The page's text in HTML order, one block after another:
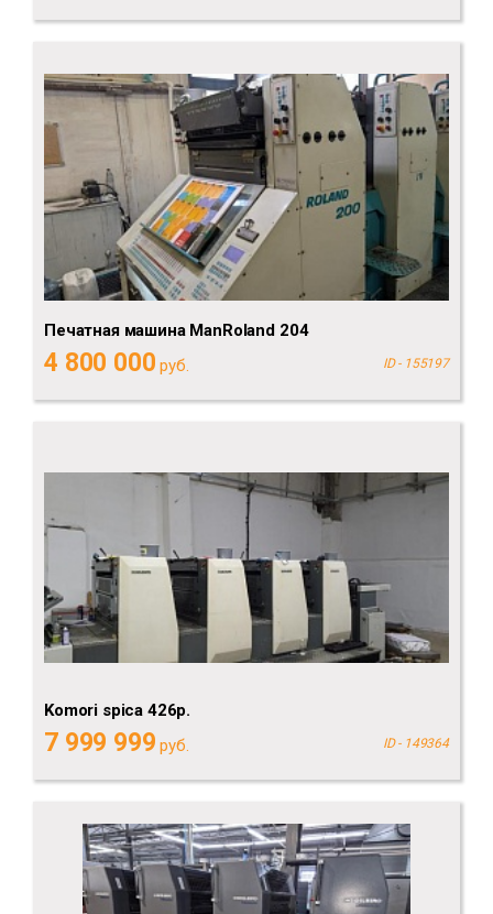
Печатная машина ManRoland 204
4 800 000 руб. ID - 155197
Komori spica 426p.
7 999 999 руб. ID - 149364